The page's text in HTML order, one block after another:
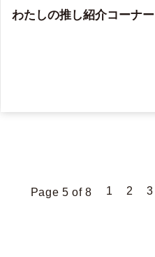
わたしの推し紹介コーナー
Page 5 of 8 1 2 3